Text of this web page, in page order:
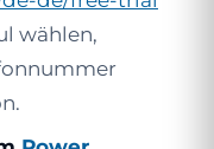
wählen,